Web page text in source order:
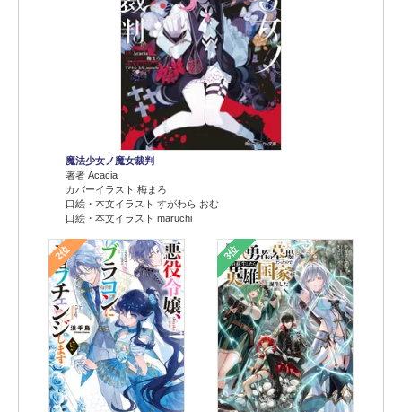
魔法少女ノ魔女裁判
著者 Acacia
カバーイラスト 梅まろ
口絵・本文イラスト すがわら おむ
口絵・本文イラスト maruchi
2位 3位